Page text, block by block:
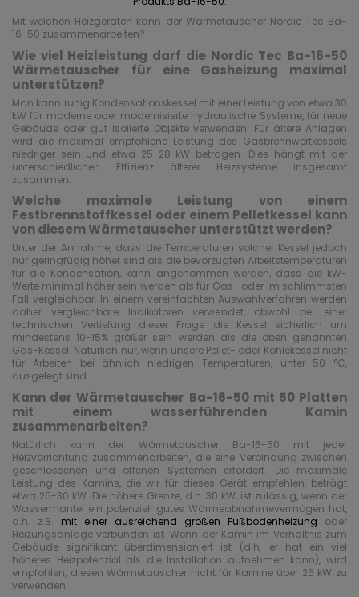
Mit welchen Heizgeräten kann der Wärmetauscher Nordic Tec Ba-
16-50 zusammenarbeiten?
Wie viel Heizleistung darf die Nordic Tec Ba-16-50
Wärmetauscher für eine Gasheizung maximal
unterstützen?
Man kann ruhig Kondensationskessel mit einer Leistung von etwa 30
kW für moderne oder modernisierte hydraulische Systeme, für neue
Gebäude oder gut isolierte Objekte verwenden. Für ältere Anlagen
wird die maximal empfohlene Leistung des Gasbrennwertkessels
niedriger sein und etwa 25-28 kW betragen. Dies hängt mit der
unterschiedlichen Effizienz älterer Heizsysteme insgesamt
zusammen.
Welche maximale Leistung von einem
Festbrennstoffkessel oder einem Pelletkessel kann
von diesem Wärmetauscher unterstützt werden?
Unter der Annahme, dass die Temperaturen solcher Kessel jedoch
nur geringfügig höher sind als die bevorzugten Arbeitstemperaturen
für die Kondensation, kann angenommen werden, dass die kW-
Werte minimal höher sein werden als für Gas- oder im schlimmsten
Fall vergleichbar. In einem vereinfachten Auswahlverfahren werden
daher vergleichbare Indikatoren verwendet, obwohl bei einer
technischen Vertiefung dieser Frage die Kessel sicherlich um
mindestens 10-15% größer sein werden als die oben genannten
Gas-Kessel. Natürlich nur, wenn unsere Pellet- oder Kohlekessel nicht
für Arbeiten bei ähnlich niedrigen Temperaturen, unter 50 °C,
ausgelegt sind.
Kann der Wärmetauscher Ba-16-50 mit 50 Platten
mit einem wasserführenden Kamin
zusammenarbeiten?
Natürlich kann der Wärmetauscher Ba-16-50 mit jeder
Heizvorrichtung zusammenarbeiten, die eine Verbindung zwischen
geschlossenen und offenen Systemen erfordert. Die maximale
Leistung des Kamins, die wir für dieses Gerät empfehlen, beträgt
etwa 25-30 kW. Die höhere Grenze, d.h. 30 kW, ist zulässig, wenn der
Wassermantel ein potenziell gutes Wärmeabnahmevermögen hat,
d.h. z.B. mit einer ausreichend großen Fußbodenheizung oder
Heizungsanlage verbunden ist. Wenn der Kamin im Verhältnis zum
Gebäude signifikant überdimensioniert ist (d.h. er hat ein viel
höheres Heizpotenzial als die Installation aufnehmen kann), wird
empfohlen, diesen Wärmetauscher nicht für Kamine über 25 kW zu
verwenden.